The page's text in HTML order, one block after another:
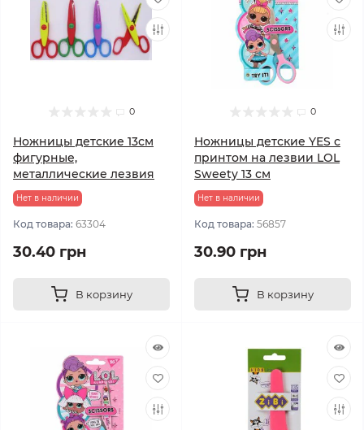
0
Ножницы детские 13см
фигурные,
металлические лезвия
Нет в наличии
Код товара: 63304
30.40 грн
В корзину
0
Ножницы детские YES с
принтом на лезвии LOL
Sweety 13 см
Нет в наличии
Код товара: 56857
30.90 грн
В корзину